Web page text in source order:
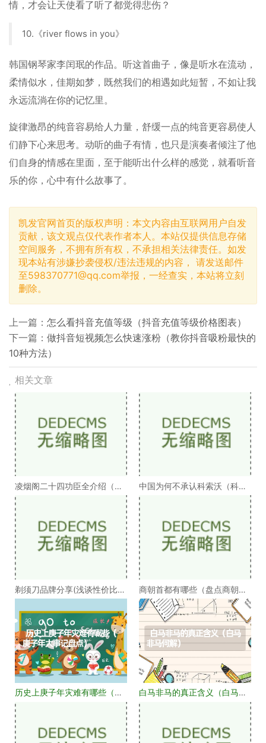
情，才会让天使看了听了都觉得悲伤？
10.《river flows in you》
韩国钢琴家李闰珉的作品。听这首曲子，像是听水在流动，
柔情似水，佳期如梦，既然我们的相遇如此短暂，不如让我
永远流淌在你的记忆里。
旋律激昂的纯音容易给人力量，舒缓一点的纯音更容易使人
们静下心来思考。动听的曲子有情，也只是演奏者倾注了他
们自身的情感在里面，至于能听出什么样的感觉，就看听音
乐的你，心中有什么故事了。
凯发官网首页的版权声明：本文内容由互联网用户自发
贡献，该文观点仅代表作者本人。本站仅提供信息存储
空间服务，不拥有所有权，不承担相关法律责任。如发
现本站有涉嫌抄袭侵权/违法违规的内容， 请发送邮件
至598370771@qq.com举报，一经查实，本站将立刻
删除。
上一篇： 怎么看抖音充值等级（抖音充值等级价格图表）
下一篇： 做抖音短视频怎么快速涨粉（教你抖音吸粉最快的
10种方法）
相关文章
凌烟阁二十四功臣全介绍（凌
烟阁二十四功臣排
中国为何不承认科索沃（科索
沃为何不被承认）
剃须刀品牌分享(浅谈性价比高
的剃须刀品牌）
商朝首都有哪些（盘点商朝的
十几个首都）
历史上庚子年灾难有哪些（庚
子年大事记盘点）
白马非马的真正含义（白马非
马何解）